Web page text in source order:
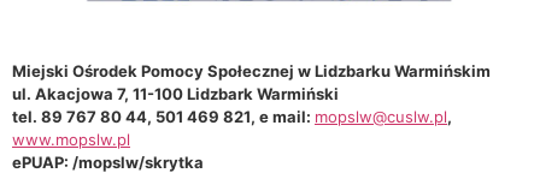
Miejski Ośrodek Pomocy Społecznej w Lidzbarku Warmińskim
ul. Akacjowa 7, 11-100 Lidzbark Warmiński
tel. 89 767 80 44, 501 469 821, e mail: mopslw@cuslw.pl,
www.mopslw.pl
ePUAP: /mopslw/skrytka